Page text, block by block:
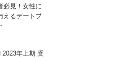
必見！女性に
えるデートプ
2023年上期 受